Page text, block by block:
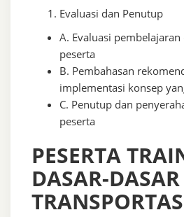
Evaluasi dan Penutup
A. Evaluasi
peserta
B. Pembahasan
implementasi konsep
C. Penutup dan
peserta
PESERTA
DASAR-